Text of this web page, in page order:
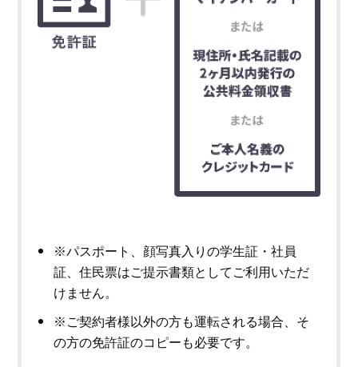
※パスポート、顔写真入りの学生証・社員
証、住民票はご提示書類としてご利用いただ
けません。
※ご契約者様以外の方も運転される場合、そ
の方の免許証のコピーも必要です。